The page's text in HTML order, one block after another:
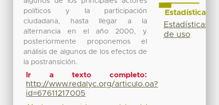
políticos y la participación
ciudadana, hasta llegar a la
alternancia en el año 2000, y
posteriormente proponemos el
análisis de algunos de los efectos de
la postransición.
Ir a texto completo:
http://www.redalyc.org/articulo.oa?
id=67611217005
Estadísticas
Estadísticas
de uso